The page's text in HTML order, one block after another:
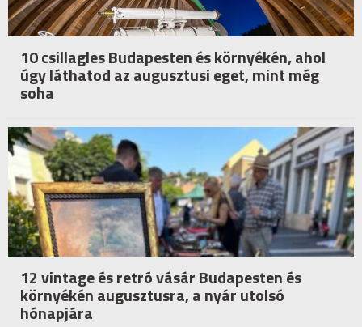
10 csillagles Budapesten és környékén, ahol
úgy láthatod az augusztusi eget, mint még
soha
12 vintage és retró vásár Budapesten és
környékén augusztusra, a nyár utolsó
hónapjára